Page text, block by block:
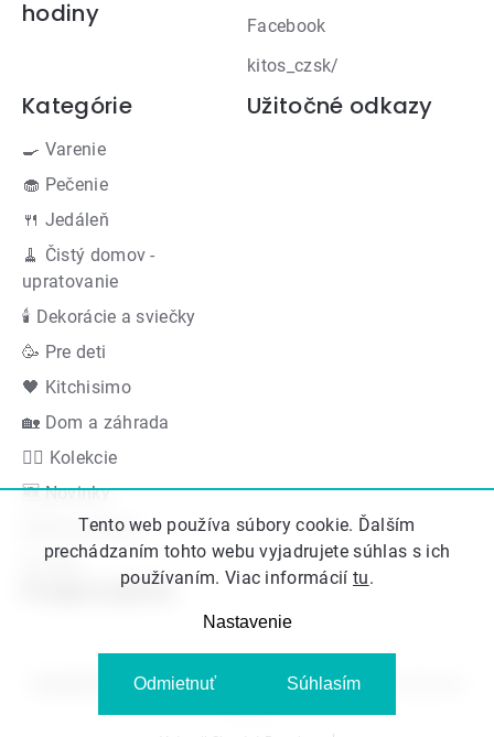
Tento web používa súbory cookie. Ďalším
prechádzaním tohto webu vyjadrujete súhlas s ich
používaním. Viac informácií tu.
Nastavenie
Odmietnuť Súhlasím
hodiny
Facebook
kitos_czsk/
Kategórie
🍳 Varenie
🧁 Pečenie
🍴 Jedáleň
🧹 Čistý domov -
upratovanie
🕯 Dekorácie a sviečky
🥳 Pre deti
🖤 Kitchisimo
🏡 Dom a záhrada
👍🏻 Kolekcie
🆕 Novinky
Akčná ponuka
Značky
Užitočné odkazy
Podporujeme
Kitos.sk. Všetky práva vyhradené.Upraviť nastavenie